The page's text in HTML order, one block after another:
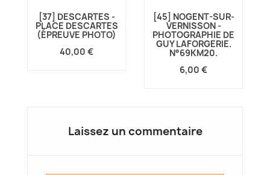
[37] DESCARTES -
PLACE DESCARTES
(ÉPREUVE PHOTO)
40,00 €
[45] NOGENT-SUR-
VERNISSON -
PHOTOGRAPHIE DE
GUY LAFORGERIE.
N°69KM20.
6,00 €
Laissez un commentaire